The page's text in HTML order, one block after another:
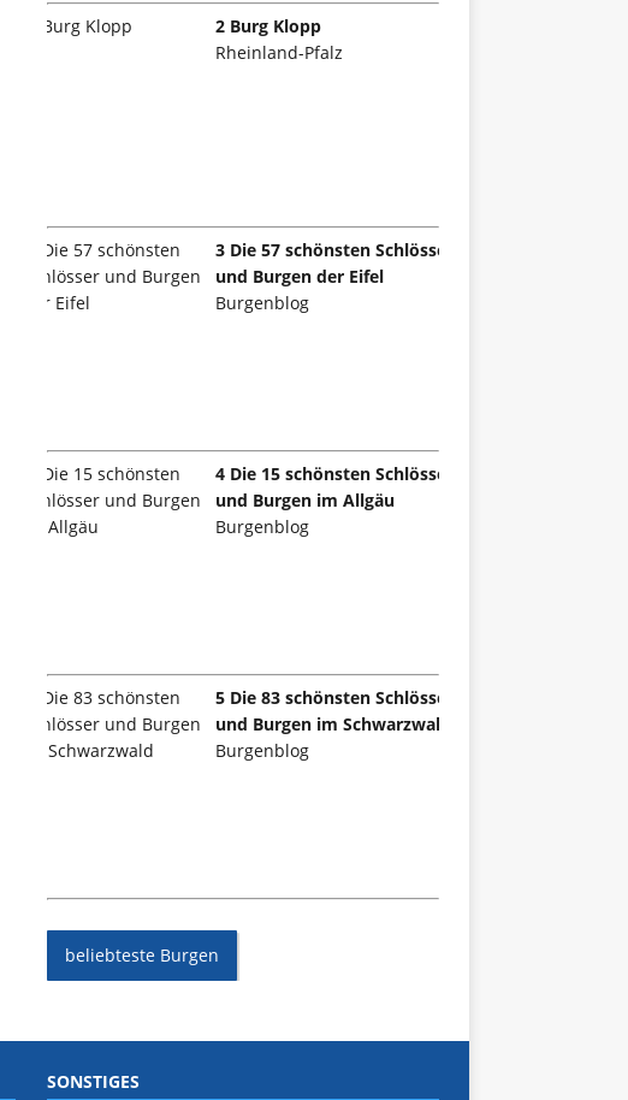
2 Burg Klopp
Rheinland-Pfalz
3 Die 57 schönsten Schlösser
und Burgen der Eifel
Burgenblog
4 Die 15 schönsten Schlösser
und Burgen im Allgäu
Burgenblog
5 Die 83 schönsten Schlösser
und Burgen im Schwarzwald
Burgenblog
beliebteste Burgen
SONSTIGES